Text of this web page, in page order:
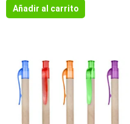
Añadir al carrito